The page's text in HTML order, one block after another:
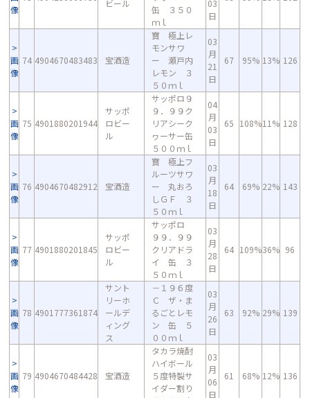
像
ビール
缶 ３５０
ｍｌ
03
日
画
像
74 4904670483483 宝酒造
寶 極上レ
モンサワ
ー 瀬戸内
レモン ３
５０ｍｌ
03
月
21
日
67 95% 13% 126
画
像
75 4901880201944
サッポ
ロビー
ル
サッポロ９
９．９９ク
リアシーク
ヮーサー缶
５００ｍｌ
04
月
03
日
65 108%11% 128
画
像
76 4904670482912 宝酒造
寶 極上フ
ルーツサワ
ー 丸おろ
しＧＦ ３
５０ｍｌ
03
月
18
日
64 69% 22% 143
画
像
77 4901880201845
サッポ
ロビー
ル
サッポロ
９９．９９
クリアドラ
イ 缶 ３
５０ｍｌ
03
月
28
日
64 109%36% 96
画
像
78 4901777361874
サント
リーホ
ールデ
ィング
ス
－１９６度
Ｃ ザ・ま
るごとレモ
ン 缶 ５
００ｍｌ
03
月
26
日
63 92% 29% 139
画
像
79 4904670484428 宝酒造
タカラ焼酎
ハイボール
５度特製サ
イダー割り
03
月
06
日
61 68% 12% 136